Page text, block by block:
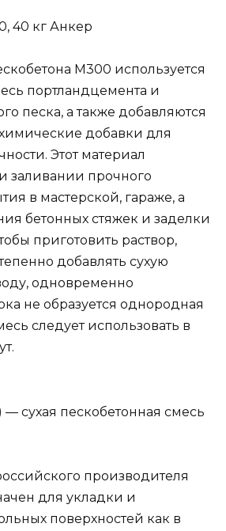
40 кг Анкер
M300 используется
портландцемента и
песка, а также добавляются
добавки для
Этот материал
заливании прочного
в мастерской, гараже, а
бетонных стяжек и заделки
приготовить раствор,
добавлять сухую
одновременно
не образуется однородная
следует использовать в
— сухая пескобетонная смесь
производителя
для укладки и
поверхностей как в